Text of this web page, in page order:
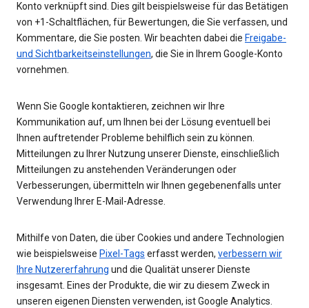
Konto verknüpft sind. Dies gilt beispielsweise für das Betätigen
von +1-Schaltflächen, für Bewertungen, die Sie verfassen, und
Kommentare, die Sie posten. Wir beachten dabei die Freigabe-
und Sichtbarkeitseinstellungen, die Sie in Ihrem Google-Konto
vornehmen.
Wenn Sie Google kontaktieren, zeichnen wir Ihre
Kommunikation auf, um Ihnen bei der Lösung eventuell bei
Ihnen auftretender Probleme behilflich sein zu können.
Mitteilungen zu Ihrer Nutzung unserer Dienste, einschließlich
Mitteilungen zu anstehenden Veränderungen oder
Verbesserungen, übermitteln wir Ihnen gegebenenfalls unter
Verwendung Ihrer E-Mail-Adresse.
Mithilfe von Daten, die über Cookies und andere Technologien
wie beispielsweise Pixel-Tags erfasst werden, verbessern wir
Ihre Nutzererfahrung und die Qualität unserer Dienste
insgesamt. Eines der Produkte, die wir zu diesem Zweck in
unseren eigenen Diensten verwenden, ist Google Analytics.